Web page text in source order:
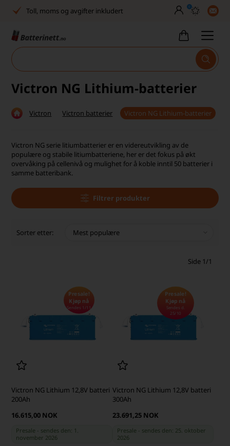
Toll, moms og avgifter inkludert
30 dagers full returrett
Høy kundetilfredshet
Leveringstid 2-5 arbeidsdager
30 dagers full returrett
Tlf. er stengt uke 27–32
0
Victron NG Lithium-batterier
Victron Victron batterier Victron NG Lithium-batterier
Victron NG serie litiumbatterier er en videreutvikling av de
populære og stabile litiumbatteriene, her er det fokus på økt
overvåking på cellenivå og mulighet for å koble inntil 50 batterier i
samme batteribank.
Filtrer produkter
Sorter etter:
Side 1/1
Presale!
Kjøp nå
Sendes 1/11
Victron NG Lithium 12,8V batteri
200Ah
16.615,00 NOK
Presale - sendes den: 1.
november 2026
Presale!
Kjøp nå
Sendes d.
25/10
Victron NG Lithium 12,8V batteri
300Ah
23.691,25 NOK
Presale - sendes den: 25. oktober
2026